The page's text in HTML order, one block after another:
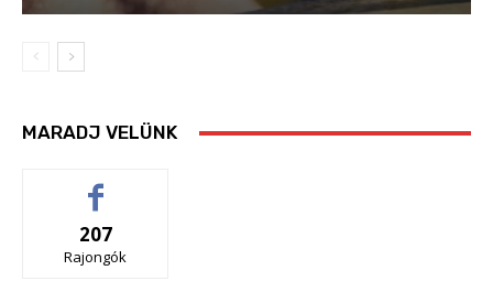
MARADJ VELÜNK
207
Rajongók